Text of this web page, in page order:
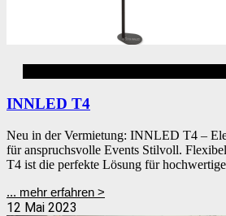
INNLED T4
Neu in der Vermietung: INNLED T4 –
für anspruchsvolle Events Stilvoll.
T4 ist die perfekte Lösung für
... mehr erfahren >
12 Mai 2023